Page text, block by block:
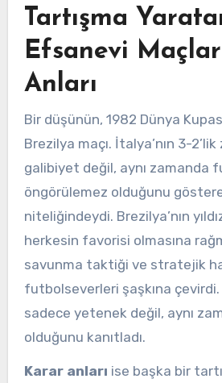
Tartışma
Efsanevi
Anları
Bir düşünün, 1982 Dünya
Brezilya maçı. İtalya’nın 3-
galibiyet değil, aynı zamanda
öngörülemez olduğunu
niteliğindeydi. Brezilya’nın
herkesin favorisi olmasına
savunma taktiği ve stratejik
futbolseverleri şaşkına
sadece yetenek değil, aynı
olduğunu kanıtladı.
Karar anları ise başka bir